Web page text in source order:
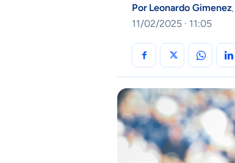
Por Leonardo Gimenez
11/02/2025 · 11:05